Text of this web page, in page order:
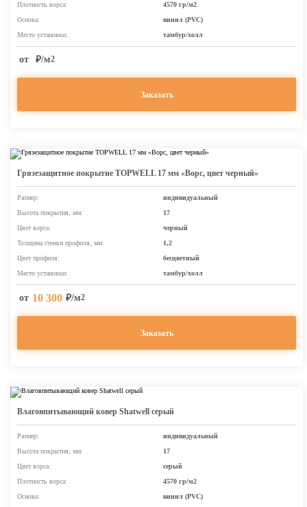
Плотность ворса:
4570 гр/м2
Основа:
винил (PVC)
Место установки:
тамбур/холл
от ₽/м2
Заказать
Грязезащитное покрытие TOPWELL 17 мм «Ворс, цвет черный»
Размер:
индивидуальный
Высота покрытия, мм:
17
Цвет ворса:
черный
Толщина стенки профиля, мм:
1,2
Цвет профиля:
бесцветный
Место установки:
тамбур/холл
от 10 300 ₽/м2
Заказать
Влаговпитывающий ковер Shatwell серый
Размер:
индивидуальный
Высота покрытия, мм:
17
Цвет ворса:
серый
Плотность ворса:
4570 гр/м2
Основа:
винил (PVC)